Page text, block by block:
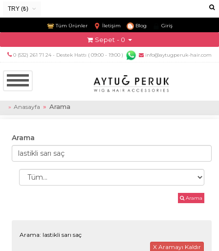
TRY (₺)
TRY (₺)
Tüm Ürünler İletişim Blog Giriş
Sepet - 0
0 (532) 261 71 24 - Destek Hattı ( 09:00 - 19:00 ) info@aytugperuk-hair.com
Anasayfa Arama
Arama
Arama
Arama: lastikli sarı saç
X Aramayı Kaldır